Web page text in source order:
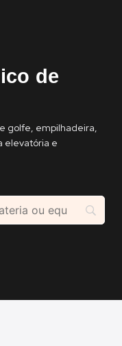
de
golfe, empilhadeira,
elevatória e